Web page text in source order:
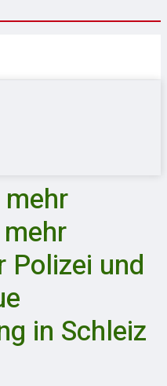
Polizei und
in Schleiz